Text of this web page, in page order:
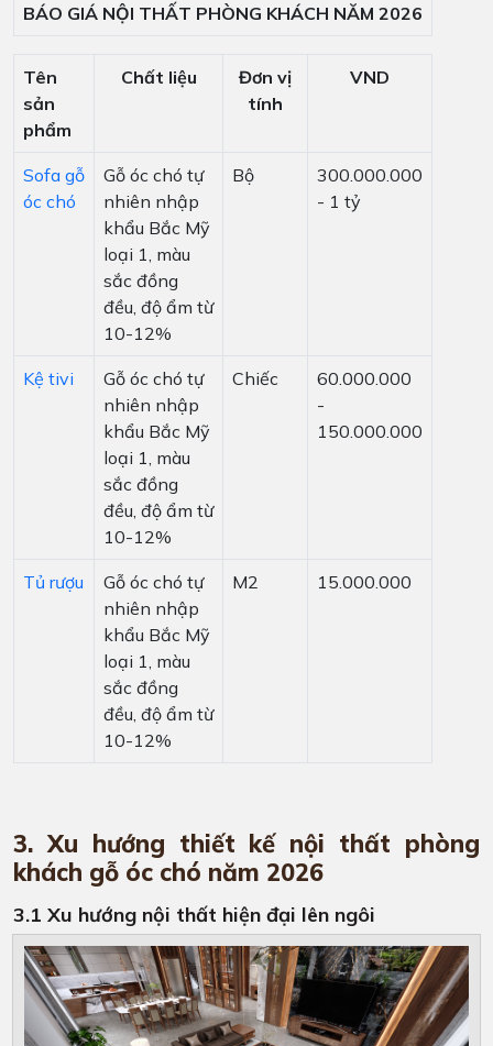
BÁO GIÁ NỘI THẤT PHÒNG KHÁCH NĂM 2026
Tên
sản
phẩm
Chất liệu
Đơn vị
tính
VND
Sofa gỗ
óc chó
Gỗ óc chó tự
nhiên nhập
khẩu Bắc Mỹ
loại 1, màu
sắc đồng
đều, độ ẩm từ
10-12%
Bộ
300.000.000
- 1 tỷ
Kệ tivi
Gỗ óc chó tự
nhiên nhập
khẩu Bắc Mỹ
loại 1, màu
sắc đồng
đều, độ ẩm từ
10-12%
Chiếc
60.000.000
-
150.000.000
Tủ rượu
Gỗ óc chó tự
nhiên nhập
khẩu Bắc Mỹ
loại 1, màu
sắc đồng
đều, độ ẩm từ
10-12%
M2 15.000.000
3. Xu hướng thiết kế nội thất phòng
khách gỗ óc chó năm 2026
3.1 Xu hướng nội thất hiện đại lên ngôi